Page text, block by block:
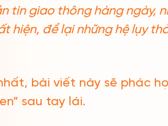
tin giao thông hàng ngày,
hiện, để lại những hệ lụy
bài viết này sẽ phác
sau tay lái.